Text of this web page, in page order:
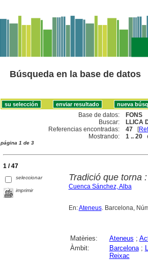
Búsqueda en la base de datos
Base de datos:
FONS
Buscar:
LLICA
Referencias encontradas:
47 [
Mostrando:
1 .. 20
página 1 de 3
1 / 47
seleccionar
imprimir
Tradició que torna
Cuenca Sánchez, Alba
En:Ateneus. Barcelona,
Matèries: Ateneus ;
Àmbit:
Barcelona;
Reixac